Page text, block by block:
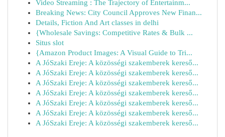
Video Streaming : The Trajectory of Entertainm...
Breaking News: City Council Approves New Finan...
Details, Fiction And Art classes in delhi
{Wholesale Savings: Competitive Rates & Bulk ...
Situs slot
{Amazon Product Images: A Visual Guide to Tri...
A JóSzaki Ereje: A közösségi szakemberek kereső...
A JóSzaki Ereje: A közösségi szakemberek kereső...
A JóSzaki Ereje: A közösségi szakemberek kereső...
A JóSzaki Ereje: A közösségi szakemberek kereső...
A JóSzaki Ereje: A közösségi szakemberek kereső...
A JóSzaki Ereje: A közösségi szakemberek kereső...
A JóSzaki Ereje: A közösségi szakemberek kereső...